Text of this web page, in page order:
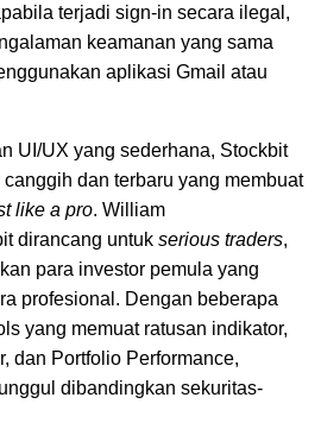
terjadi sign-in secara ilegal,
keamanan yang sama
aplikasi Gmail atau
UI/UX yang sederhana, Stockbit
dan terbaru yang membuat
like a pro. William
dirancang untuk serious traders,
para investor pemula yang
profesional. Dengan beberapa
yang memuat ratusan indikator,
dan Portfolio Performance,
dibandingkan sekuritas-